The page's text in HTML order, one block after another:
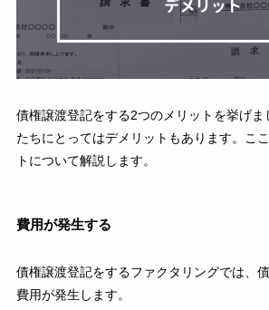
債権譲渡登記をする2つのメリットを挙げ
たちにとってはデメリットもあります。こ
トについて解説します。
費用が発生する
債権譲渡登記をするファクタリングでは、
費用が発生します。